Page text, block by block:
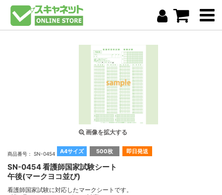
画像を拡大する
A4サイズ 500枚 即日発送
商品番号： SN-0454
SN-0454 看護師国家試験シート
午後(マークヨコ並び)
看護師国家試験に対応したマークシートです。